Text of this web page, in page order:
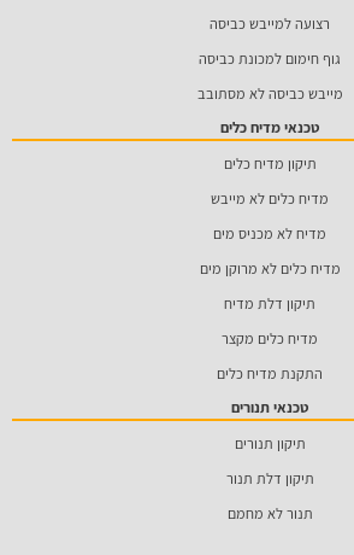
רצועה למייבש כביסה
גוף חימום למכונת כביסה
מייבש כביסה לא מסתובב
טכנאי מדיח כלים
תיקון מדיח כלים
מדיח כלים לא מייבש
מדיח לא מכניס מים
מדיח כלים לא מרוקן מים
תיקון דלת מדיח
מדיח כלים מקצר
התקנת מדיח כלים
טכנאי תנורים
תיקון תנורים
תיקון דלת תנור
תנור לא מחמם